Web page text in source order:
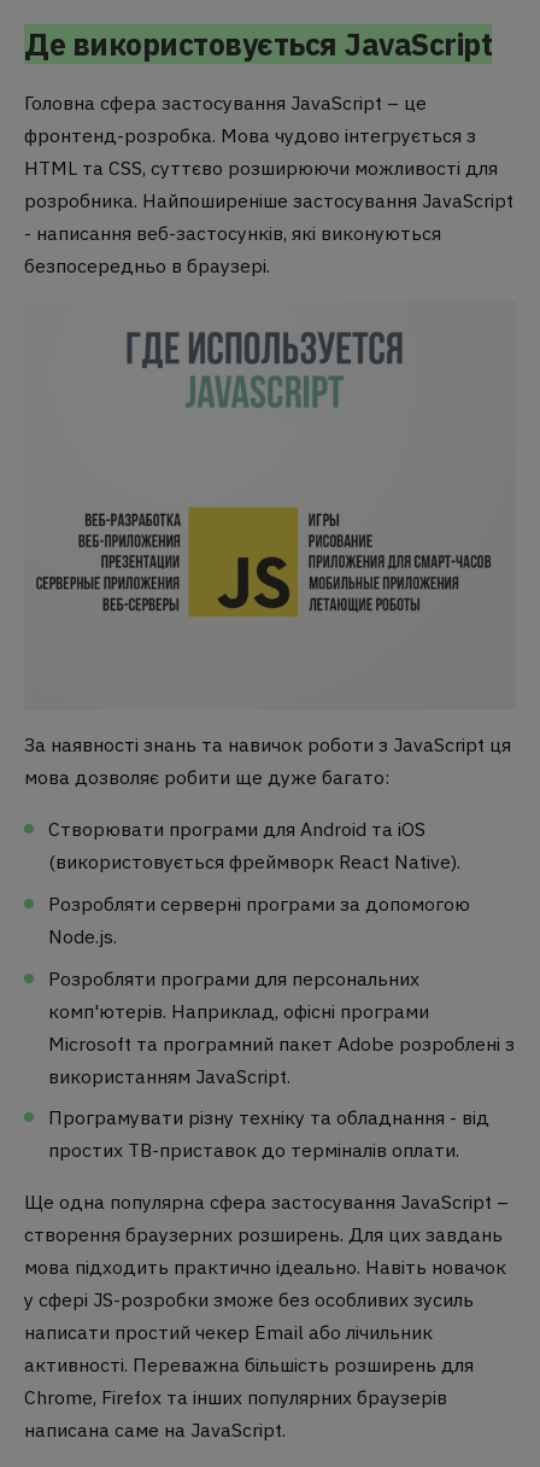
Де використовується JavaScript
Головна сфера застосування JavaScript – це
фронтенд-розробка. Мова чудово інтегрується з
HTML та CSS, суттєво розширюючи можливості для
розробника. Найпоширеніше застосування JavaScript
- написання веб-застосунків, які виконуються
безпосередньо в браузері.
За наявності знань та навичок роботи з JavaScript ця
мова дозволяє робити ще дуже багато:
Створювати програми для Android та iOS
(використовується фреймворк React Native).
Розробляти серверні програми за допомогою
Node.js.
Розробляти програми для персональних
комп'ютерів. Наприклад, офісні програми
Microsoft та програмний пакет Adobe розроблені з
використанням JavaScript.
Програмувати різну техніку та обладнання - від
простих ТВ-приставок до терміналів оплати.
Ще одна популярна сфера застосування JavaScript –
створення браузерних розширень. Для цих завдань
мова підходить практично ідеально. Навіть новачок
у сфері JS-розробки зможе без особливих зусиль
написати простий чекер Email або лічильник
активності. Переважна більшість розширень для
Chrome, Firefox та інших популярних браузерів
написана саме на JavaScript.